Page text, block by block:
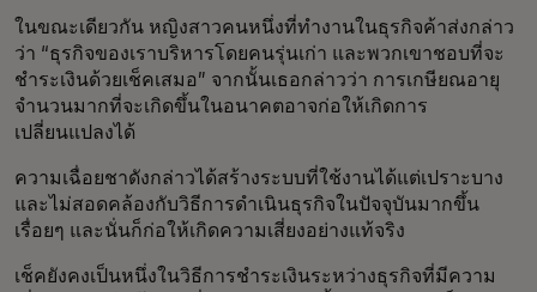
ในขณะเดียวกัน หญิงสาวคนหนึ่งที่ทำงานในธุรกิจค้าส่งกล่าว
ว่า “ธุรกิจของเราบริหารโดยคนรุ่นเก่า และพวกเขาชอบที่จะ
ชำระเงินด้วยเช็คเสมอ” จากนั้นเธอกล่าวว่า การเกษียณอายุ
จำนวนมากที่จะเกิดขึ้นในอนาคตอาจก่อให้เกิดการ
เปลี่ยนแปลงได้
ความเฉื่อยชาดังกล่าวได้สร้างระบบที่ใช้งานได้แต่เปราะบาง
และไม่สอดคล้องกับวิธีการดำเนินธุรกิจในปัจจุบันมากขึ้น
เรื่อยๆ และนั่นก็ก่อให้เกิดความเสี่ยงอย่างแท้จริง
เช็คยังคงเป็นหนึ่งในวิธีการชำระเงินระหว่างธุรกิจที่มีความ